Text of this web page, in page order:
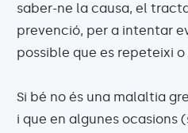
saber-ne la causa, el
prevenció, per a intentar
possible que es repeteixi
Si bé no és una malaltia
i que en algunes ocasions